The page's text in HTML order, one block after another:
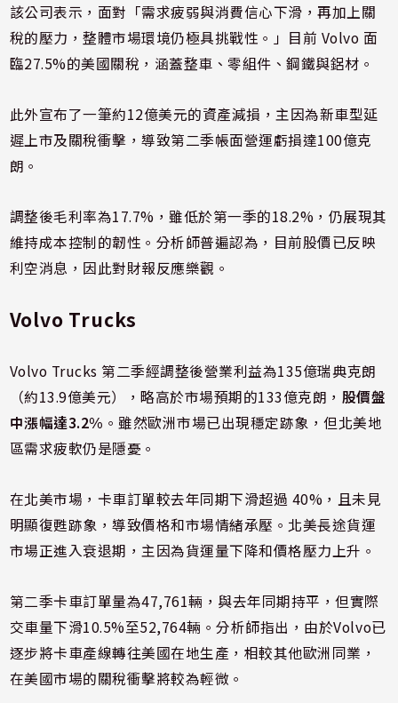
該公司表示，面對「需求疲弱與消費信心下滑，再加上關
稅的壓力，整體市場環境仍極具挑戰性。」目前 Volvo 面
臨27.5%的美國關稅，涵蓋整車、零組件、鋼鐵與鋁材。
此外宣布了一筆約12億美元的資產減損，主因為新車型延
遲上市及關稅衝擊，導致第二季帳面營運虧損達100億克
朗。
調整後毛利率為17.7%，雖低於第一季的18.2%，仍展現其
維持成本控制的韌性。分析師普遍認為，目前股價已反映
利空消息，因此對財報反應樂觀。
Volvo Trucks
Volvo Trucks 第二季經調整後營業利益為135億瑞典克朗
（約13.9億美元），略高於市場預期的133億克朗， 股價盤
中漲幅達3.2% 。雖然歐洲市場已出現穩定跡象，但北美地
區需求疲軟仍是隱憂。
在北美市場，卡車訂單較去年同期下滑超過 40%，且未見
明顯復甦跡象，導致價格和市場情緒承壓。北美長途貨運
市場正進入衰退期，主因為貨運量下降和價格壓力上升。
第二季卡車訂單量為47,761輛，與去年同期持平，但實際
交車量下滑10.5%至52,764輛。分析師指出，由於Volvo已
逐步將卡車產線轉往美國在地生產，相較其他歐洲同業，
在美國市場的關稅衝擊將較為輕微。